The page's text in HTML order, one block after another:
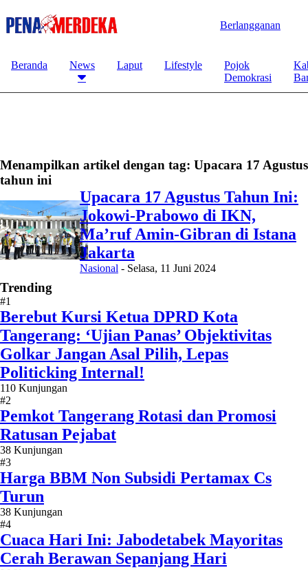
Berlangganan
Beranda News Laput Lifestyle
Pojok
Demokrasi
Menampilkan artikel dengan tag: Upacara 17 Agustus
tahun ini
Upacara 17 Agustus Tahun Ini:
Jokowi-Prabowo di IKN,
Ma’ruf Amin-Gibran di Istana
Jakarta
Nasional - Selasa, 11 Juni 2024
Trending
#1
Berebut Kursi Ketua DPRD Kota
Tangerang: ‘Ujian Panas’ Objektivitas
Golkar Jangan Asal Pilih, Lepas
Politicking Internal!
110 Kunjungan
#2
Pemkot Tangerang Rotasi dan Promosi
Ratusan Pejabat
38 Kunjungan
#3
Harga BBM Non Subsidi Pertamax Cs
Turun
38 Kunjungan
#4
Cuaca Hari Ini: Jabodetabek Mayoritas
Cerah Berawan Sepanjang Hari